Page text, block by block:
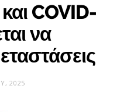
COVID-
να
2025